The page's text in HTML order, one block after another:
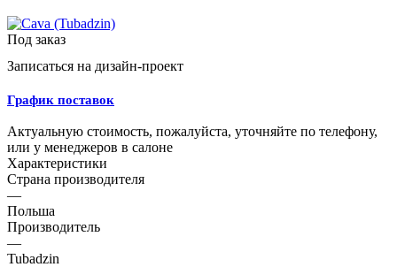
Под заказ
Записаться на дизайн-проект
График поставок
Актуальную стоимость, пожалуйста, уточняйте по телефону,
или у менеджеров в салоне
Характеристики
Страна производителя
—
Польша
Производитель
—
Tubadzin